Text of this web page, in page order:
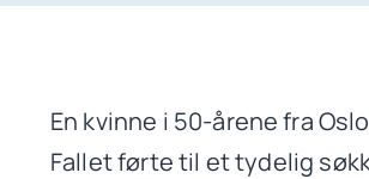
En kvinne i 50-årene fra
Fallet førte til et tydelig